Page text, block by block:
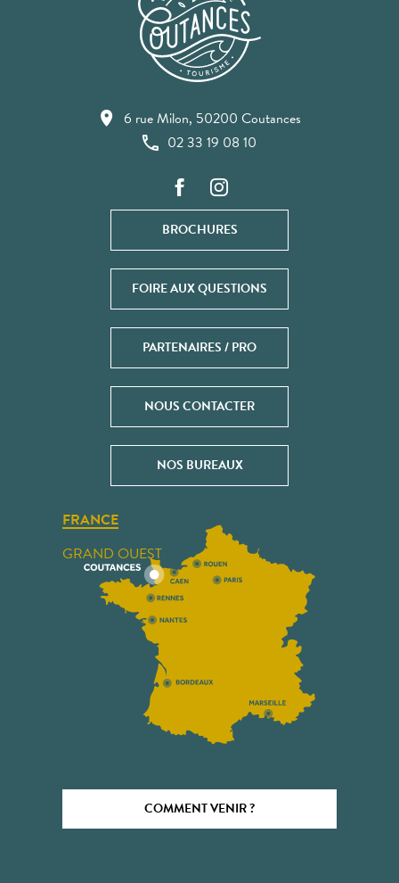
6 rue Milon, 50200 Coutances
02 33 19 08 10
BROCHURES
FOIRE AUX QUESTIONS
PARTENAIRES / PRO
NOUS CONTACTER
NOS BUREAUX
FRANCE
GRAND OUEST
COMMENT VENIR ?